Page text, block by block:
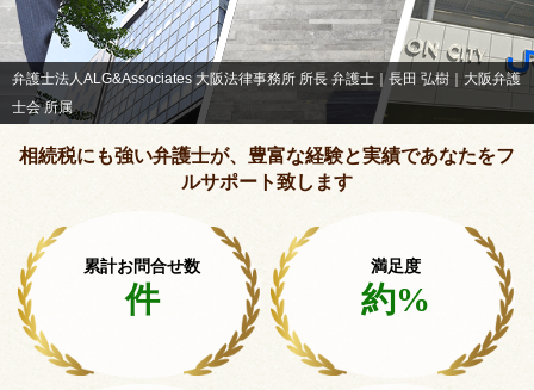
弁護士法人ALG&Associates 大阪法律事務所 所長 弁護士｜長田 弘樹｜大阪弁護
士会 所属
相続税にも強い弁護士が、豊富な経験と実績であなたをフ
ルサポート致します
累計お問合せ数
件
満足度
約%